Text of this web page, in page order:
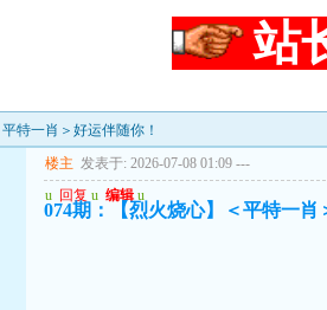
站
特一肖＞好运伴随你！
楼主 发表于: 2026-07-08 01:09 ---
u 回复 u 编辑 u
074期：【烈火烧心】＜平特一肖